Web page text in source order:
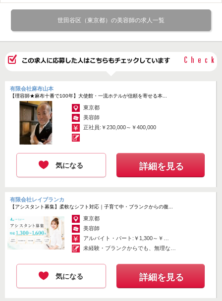
マイペースに働き続けられますよ◎
求人に関して気になる点やわからない点があれば、お気軽にお問い合
「聞いておきたいこと」「気になっていること」「ぶっちゃけ、どう
なの…？」を解消してから応募するか決めたいという方もまずは「応
ZOOMでフランクに話をしながら、実際どうなの？という話が気軽に
できればと思います♪
「応募画面へ進む」からエントリー
こちらからご連絡します
カジュアル個別面談（ZOOM）
サロン見学（希望者のみ）
お気軽にどうぞ！
掲載期間 : 2026.07.31 ~ 2026.08.13
応募画面へ進む
「簡単応募」3分でサクッと完了
長期休暇あり
勤務時間・曜日応相談 新規フリー客多数
サロン見学OK
世田谷区（東京都）の美容師の求人一覧
有限会社麻布山本
【理容師★麻布十番で100年】大使館・一流ホテルが信頼を寄せる本...
東京都
美容師
正社員:￥230,000～￥400,000
気になる 詳細を見る
有限会社レイブランカ
【アシスタント募集】柔軟なシフト対応｜子育て中・ブランクからの復...
東京都
美容師
アルバイト・パート:￥1,300～￥1,600
気になる 詳細を見る